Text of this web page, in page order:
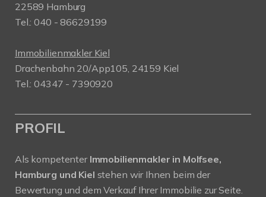
22589 Hamburg
Tel.: 040 - 86629199
Immobilienmakler Kiel
Drachenbahn 20/App105, 24159 Kiel
Tel.: 04347 - 7390920
PROFIL
Als kompetenter Immobilienmakler in Molfsee,
Hamburg und Kiel stehen wir Ihnen beim der
Bewertung und dem Verkauf Ihrer Immobilie zur Seite.